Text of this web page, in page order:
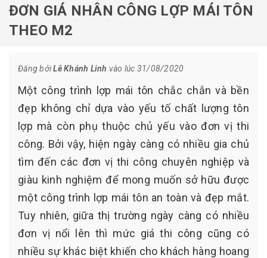
ĐƠN GIÁ NHÂN CÔNG LỢP MÁI TÔN
THEO M2
Đăng bởiLê Khánh Linh vào lúc 31/08/2020
Một công trình lợp mái tôn chắc chắn và bền
đẹp không chỉ dựa vào yếu tố chất lượng tôn
lợp mà còn phụ thuộc chủ yếu vào đơn vị thi
công. Bởi vậy, hiện ngày càng có nhiều gia chủ
tìm đến các đơn vị thi công chuyên nghiệp và
giàu kinh nghiệm để mong muốn sở hữu được
một công trình lợp mái tôn an toàn và đẹp mắt.
Tuy nhiên, giữa thị trường ngày càng có nhiều
đơn vị nổi lên thì mức giá thi công cũng có
nhiều sự khác biệt khiến cho khách hàng hoang